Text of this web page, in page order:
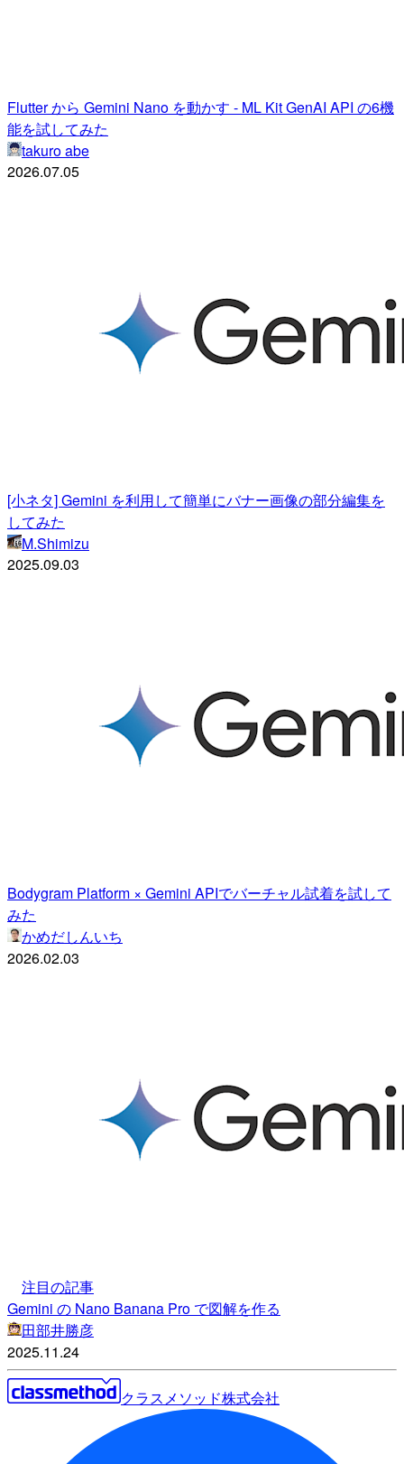
Flutter から Gemini Nano を動かす - ML Kit GenAI API の6機
能を試してみた
takuro abe
2026.07.05
[小ネタ] Gemini を利用して簡単にバナー画像の部分編集を
してみた
M.Shimizu
2025.09.03
Bodygram Platform × Gemini APIでバーチャル試着を試して
みた
かめだしんいち
2026.02.03
注目の記事
Gemini の Nano Banana Pro で図解を作る
田部井勝彦
2025.11.24
クラスメソッド株式会社